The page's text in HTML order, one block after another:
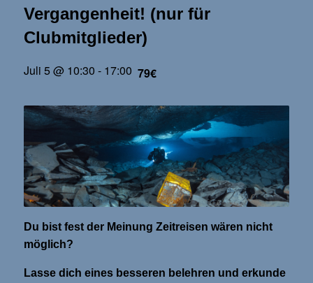
Vergangenheit! (nur für
Clubmitglieder)
Juli 5 @ 10:30 - 17:00 79€
Du bist fest der Meinung Zeitreisen wären nicht
möglich?
Lasse dich eines besseren belehren und erkunde